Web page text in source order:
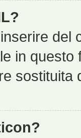
del
in
sostituita